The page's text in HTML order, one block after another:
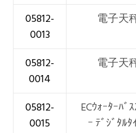
05812-
0013
電子天
05812-
0014
電子天
05812-
0015
ECｳｫｰﾀｰﾊﾞ
ｰ ﾃﾞｼﾞﾀﾙﾀ